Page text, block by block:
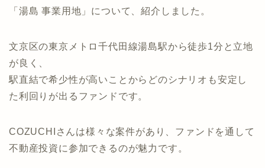
「湯島 事業用地」について、紹介しました。
文京区の東京メトロ千代田線湯島駅から徒歩1分と立地
が良く、
駅直結で希少性が高いことからどのシナリオも安定し
た利回りが出るファンドです。
COZUCHIさんは様々な案件があり、ファンドを通して
不動産投資に参加できるのが魅力です。